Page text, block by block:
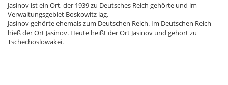
Jasinov ist ein Ort, der 1939 zu Deutsches Reich gehörte und im
Verwaltungsgebiet Boskowitz lag.
Jasinov gehörte ehemals zum Deutschen Reich. Im Deutschen Reich
hieß der Ort Jasinov. Heute heißt der Ort Jasinov und gehört zu
Tschechoslowakei.